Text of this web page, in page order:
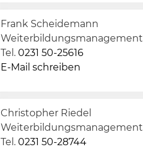
Frank Scheidemann
Weiterbildungsmanagement
Tel. 0231 50-25616
E-Mail schreiben
Christopher Riedel
Weiterbildungsmanagement
Tel. 0231 50-28744